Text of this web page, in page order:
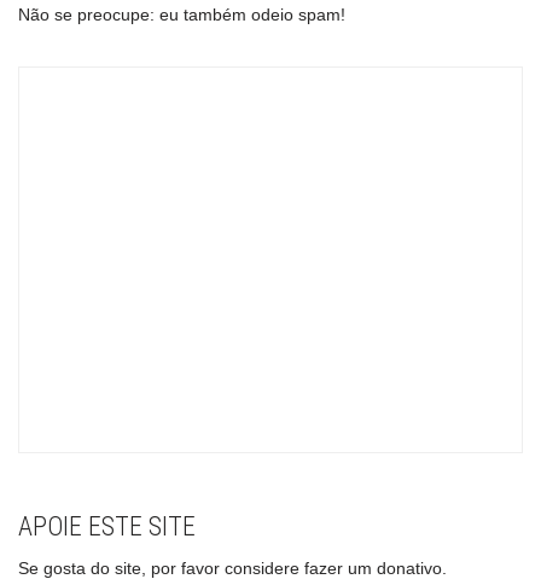
Não se preocupe: eu também odeio spam!
APOIE ESTE SITE
Se gosta do site, por favor considere fazer um donativo.